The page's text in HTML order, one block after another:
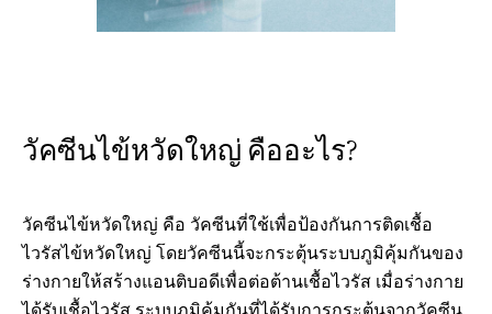
วัคซีนไข้หวัดใหญ่ คืออะไร?
วัคซีนไข้หวัดใหญ่ คือ วัคซีนที่ใช้เพื่อป้องกันการติดเชื้อ
ไวรัสไข้หวัดใหญ่ โดยวัคซีนนี้จะกระตุ้นระบบภูมิคุ้มกันของ
ร่างกายให้สร้างแอนติบอดีเพื่อต่อต้านเชื้อไวรัส เมื่อร่างกาย
ได้รับเชื้อไวรัส ระบบภูมิคุ้มกันที่ได้รับการกระตุ้นจากวัคซีน